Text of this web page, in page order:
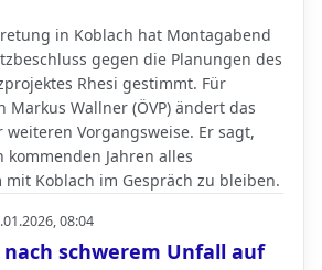
in Koblach hat Montagabend
gegen die Planungen des
Rhesi gestimmt. Für
Markus Wallner (ÖVP) ändert das
Vorgangsweise. Er sagt,
kommenden Jahren alles
Koblach im Gespräch zu bleiben.
08:04
nach schwerem Unfall auf